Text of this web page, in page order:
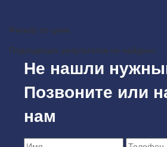
Фильтр по цене
Подходящих результатов не найдено.
Не нашли
Позвоните или
нам